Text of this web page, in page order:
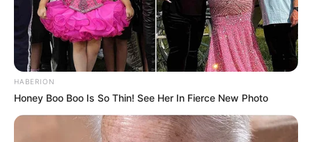
(foto: instagram/jaehwan0527)
HABERION
Honey Boo Boo Is So Thin! See Her In Fierce New Photo